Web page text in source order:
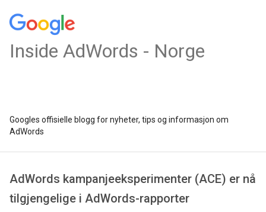
Inside AdWords - Norge
Googles offisielle blogg for nyheter, tips og informasjon om
AdWords
AdWords kampanjeeksperimenter (ACE) er nå
tilgjengelige i AdWords-rapporter